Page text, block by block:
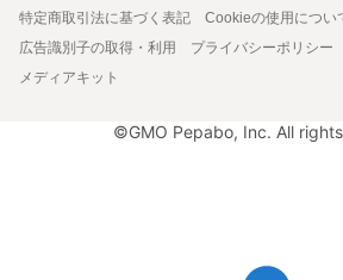
特定商取引法に基づく表記
Cookieの使用につい
広告識別子の取得・利用
プライバシーポリシー
メディアキット
©GMO Pepabo, Inc. All